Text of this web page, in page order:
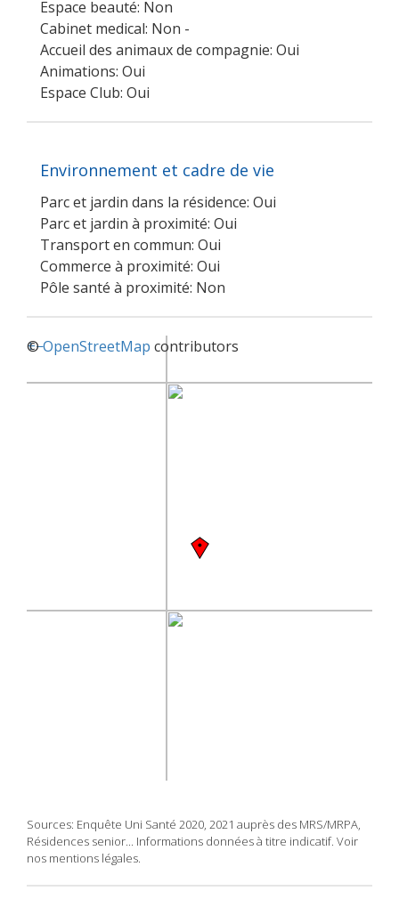
Espace beauté: Non
Cabinet medical: Non -
Accueil des animaux de compagnie: Oui
Animations: Oui
Espace Club: Oui
Environnement et cadre de vie
Parc et jardin dans la résidence: Oui
Parc et jardin à proximité: Oui
Transport en commun: Oui
Commerce à proximité: Oui
Pôle santé à proximité: Non
+−
©OpenStreetMap contributors
Sources: Enquête Uni Santé 2020, 2021 auprès des MRS/MRPA,
Résidences senior... Informations données à titre indicatif. Voir
nos mentions légales.